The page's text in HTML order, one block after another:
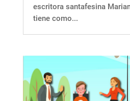
escritora santafesina
tiene como...